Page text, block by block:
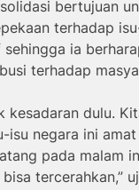
bertujuan
terhadap
ia
terhadap
kesadaran dulu.
isu negara ini
pada malam
tercerahkan,”